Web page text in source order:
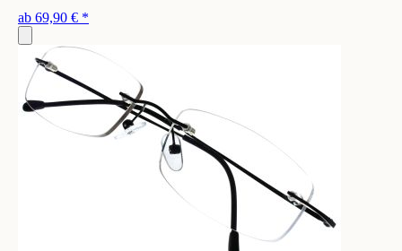
ab 69,90 € *